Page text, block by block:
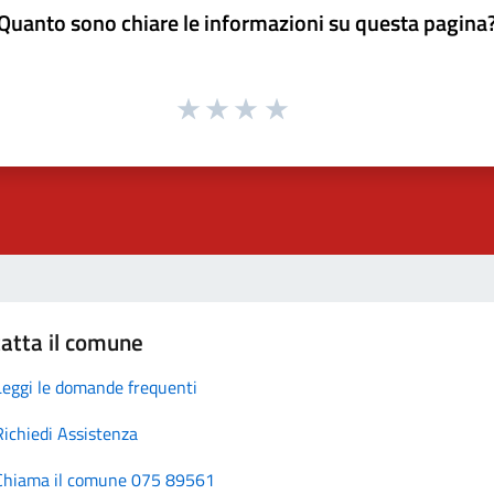
sono chiare le informazioni su questa
il comune
le domande frequenti
Assistenza
il comune 075 89561